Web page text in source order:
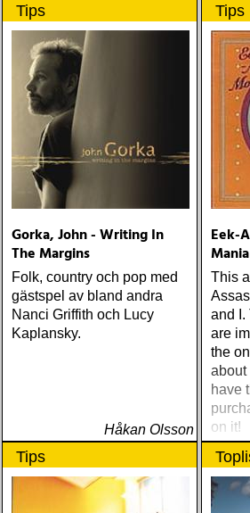
Tips
Gorka, John - Writing In
The Margins
Folk, country och pop med
gästspel av bland andra
Nanci Griffith och Lucy
Kaplansky.
Håkan Olsson
Tips
Eek-
Mania
This
and I.
are
the
about
have
on it!
Tips